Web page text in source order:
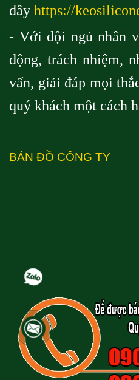
đây https://
- Với đội ngủ nhân
động, trách nhiệm,
vấn, giải đáp mọi
quý khách một cách
BẢN ĐỒ CÔNG TY